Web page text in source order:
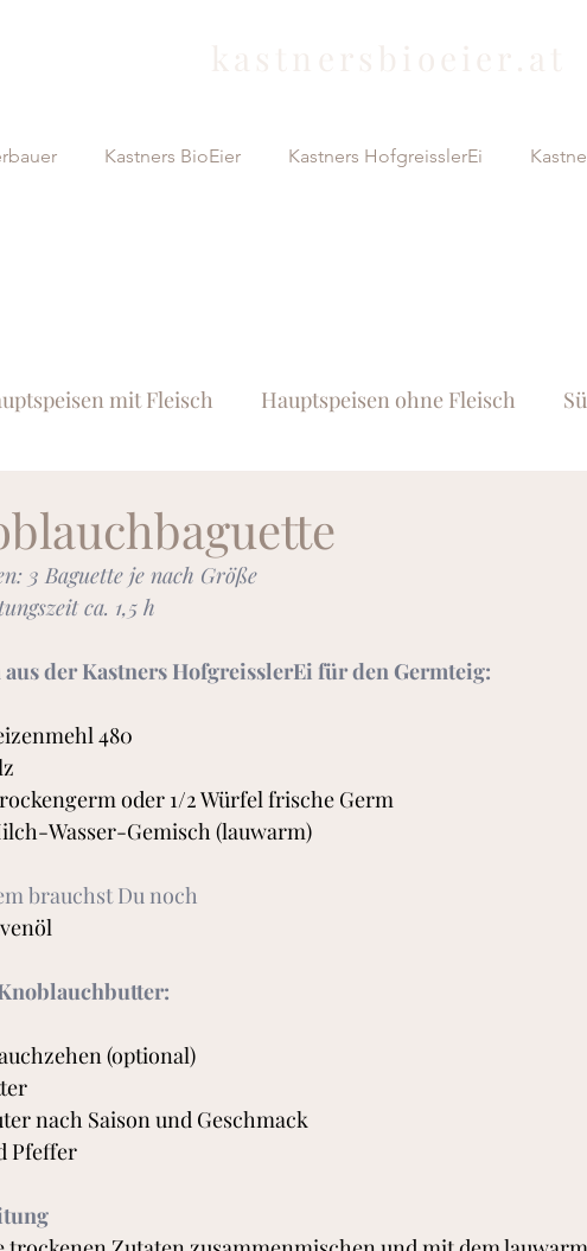
Kastners BioEier Kastners HofgreisslerEi
mit Fleisch Hauptspeisen ohne Fleisch
3 Baguette je nach Größe
ca. 1,5 h
aus der Kastners HofgreisslerEi für den Germteig:
480
oder 1/2 Würfel frische Germ
Wasser-Gemisch (lauwarm)
brauchst Du noch
(optional)
nach Saison und Geschmack
Pfeffer